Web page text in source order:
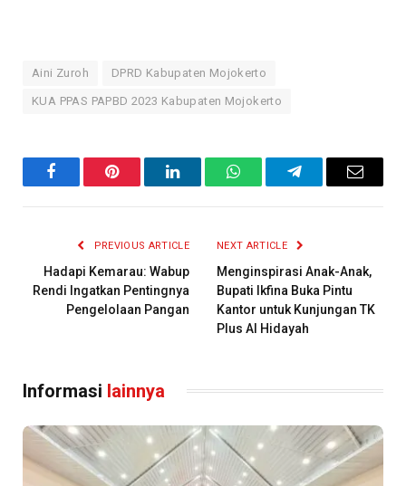
Aini Zuroh DPRD Kabupaten Mojokerto
KUA PPAS PAPBD 2023 Kabupaten Mojokerto
FacebookPinterest LinkedInWhatsAppTelegramEmail
PREVIOUS ARTICLE
Hadapi Kemarau: Wabup
Rendi Ingatkan Pentingnya
Pengelolaan Pangan
NEXT ARTICLE
Menginspirasi Anak-Anak,
Bupati Ikfina Buka Pintu
Kantor untuk Kunjungan TK
Plus Al Hidayah
Informasi lainnya